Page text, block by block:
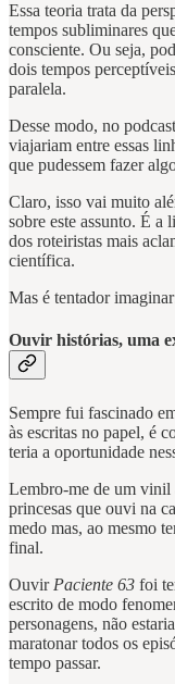
Essa teoria trata da
tempos subliminares
consciente. Ou seja,
dois tempos
paralela.
Desse modo, no podcast
viajariam entre essas
que pudessem fazer
Claro, isso vai muito
sobre este assunto. É a
dos roteiristas mais
científica.
Mas é tentador
Ouvir histórias, uma
Sempre fui fascinado
às escritas no papel, é
teria a oportunidade
Lembro-me de um vinil
princesas que ouvi na
medo mas, ao mesmo
final.
Ouvir Paciente 63 foi
escrito de modo
personagens, não
maratonar todos os
tempo passar.